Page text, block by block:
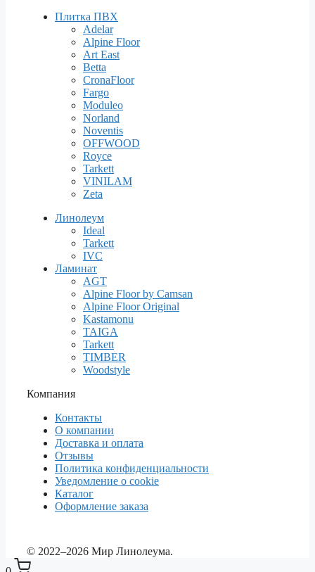
Плитка ПВХ
Adelar
Alpine Floor
Art East
Betta
CronaFloor
Fargo
Moduleo
Norland
Noventis
OFFWOOD
Royce
Tarkett
VINILAM
Zeta
Линолеум
Ideal
Tarkett
IVC
Ламинат
AGT
Alpine Floor by Camsan
Alpine Floor Original
Kastamonu
TAIGA
Tarkett
TIMBER
Woodstyle
Компания
Контакты
О компании
Доставка и оплата
Отзывы
Политика конфиденциальности
Уведомление о cookie
Каталог
Оформление заказа
© 2022–2026 Мир Линолеума.